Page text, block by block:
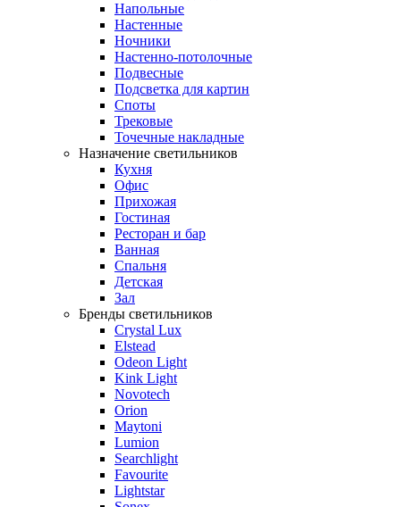
Напольные
Настенные
Ночники
Настенно-потолочные
Подвесные
Подсветка для картин
Споты
Трековые
Точечные накладные
Назначение светильников
Кухня
Офис
Прихожая
Гостиная
Ресторан и бар
Ванная
Спальня
Детская
Зал
Бренды светильников
Crystal Lux
Elstead
Odeon Light
Kink Light
Novotech
Orion
Maytoni
Lumion
Searchlight
Favourite
Lightstar